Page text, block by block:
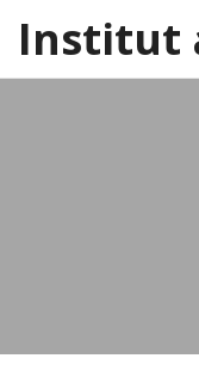
Institut